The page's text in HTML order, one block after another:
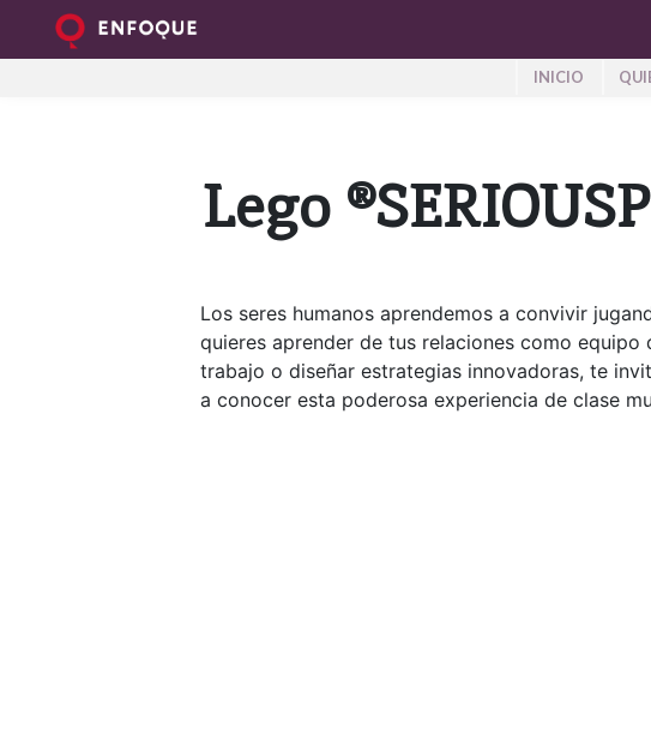
INICIO
Lego
Los seres humanos aprendemos a convivir
quieres aprender de tus relaciones como equipo
trabajo o diseñar estrategias innovadoras, te
a conocer esta poderosa experiencia de clase